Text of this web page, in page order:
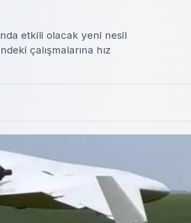
etkili olacak yeni nesil
çalışmalarına hız